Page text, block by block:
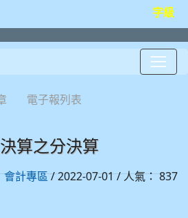
字級
電子報列表
算之分決算
會計專區/ 2022-07-01 / 人氣： 837